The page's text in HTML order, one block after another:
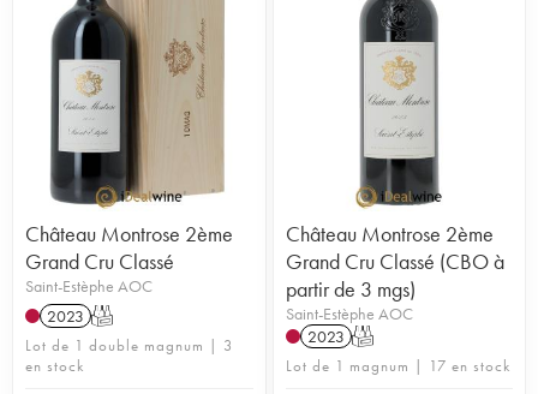
Château Montrose 2ème
Grand Cru Classé
Saint-Estèphe AOC
2023 T
Lot de 1 double magnum | 3
en stock
Château Montrose 2ème
Grand Cru Classé (CBO à
partir de 3 mgs)
Saint-Estèphe AOC
2023 T
Lot de 1 magnum | 17 en stock